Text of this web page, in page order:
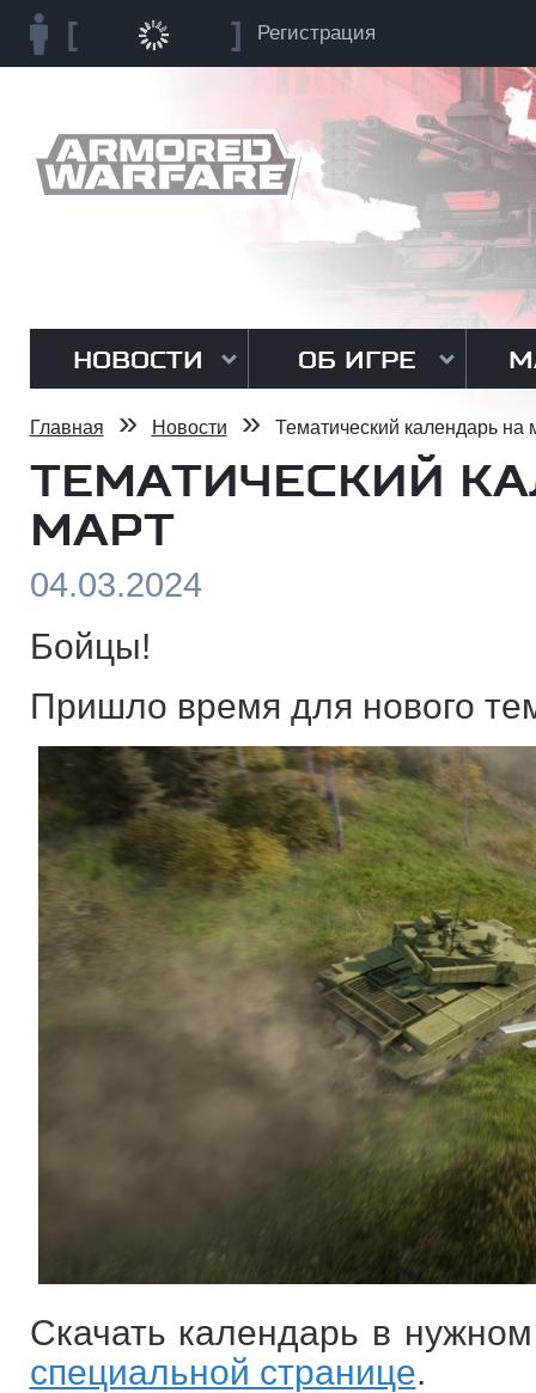
Регистрация
НОВОСТИ ОБ ИГРЕ
Главная » Новости » Тематический календарь на
ТЕМАТИЧЕСКИЙ
МАРТ
04.03.2024
Бойцы!
Пришло время для нового
Скачать календарь в
специальной странице.